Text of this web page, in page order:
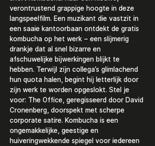
verontrustend grappige hoogte in deze
langspeelfilm. Een muzikant die vastzit in
een saaie kantoorbaan ontdekt de gratis
kombucha op het werk – een slijmerig
drankje dat al snel bizarre en
afschuwelijke bijwerkingen blijkt te
hebben. Terwijl zijn collega’s glimlachend
hun quota halen, begint hij letterlijk door
zijn werk te worden opgeslokt. Stel je
voor: The Office, geregisseerd door David
Cronenberg, doorspekt met scherpe
corporate satire. Kombucha is een
ongemakkelijke, geestige en
huiveringwekkende spiegel voor iedereen